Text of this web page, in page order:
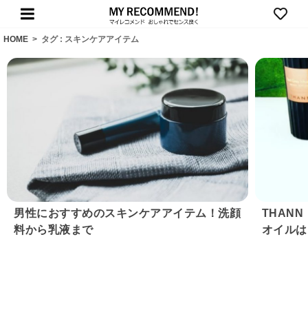
HOME > タグ : スキンケアアイテム
男性におすすめのスキンケアアイテム！洗顔
料から乳液まで
THANN
オイル